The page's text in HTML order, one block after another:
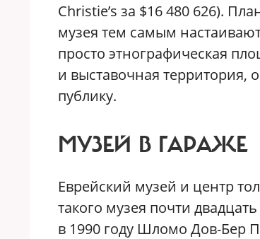
Christie’s за $16 480 626).
музея тем самым
просто этнографическая
и выставочная
публику.
МУЗЕЙ В ГАРАЖЕ
Еврейский музей и центр
такого музея почти
в 1990 году Шломо Дов-Бер